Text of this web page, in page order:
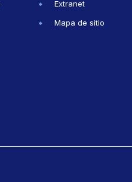
Extranet
Mapa de sitio